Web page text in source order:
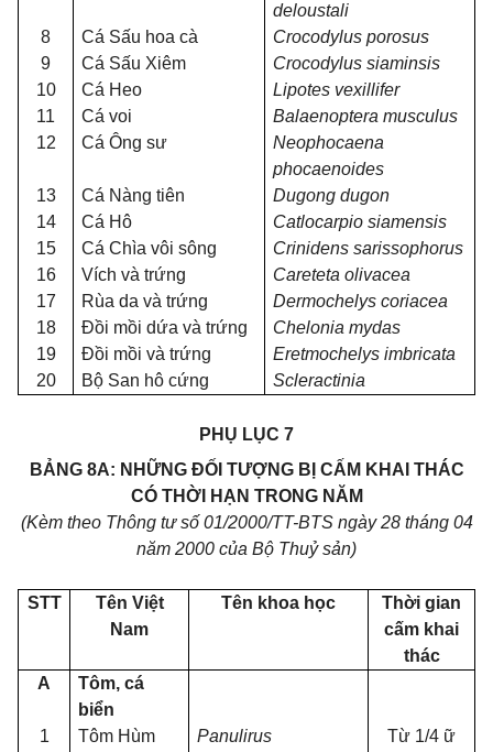
deloustali
8
Cá Sấu hoa cà
Crocodylus porosus
9
Cá Sấu Xiêm
Crocodylus siaminsis
10
Cá Heo
Lipotes vexillifer
11
Cá voi
Balaenoptera musculus
12
Cá Ông sư
Neophocaena
phocaenoides
13
Cá Nàng tiên
Dugong dugon
14
Cá Hô
Catlocarpio siamensis
15
Cá Chìa vôi sông
Crinidens sarissophorus
16
Vích và trứng
Careteta olivacea
17
Rùa da và trứng
Dermochelys coriacea
18
Đồi mồi dứa và trứng
Chelonia mydas
19
Đồi mồi và trứng
Eretmochelys imbricata
20
Bộ San hô cứng Scleractinia
PHỤ LỤC 7
BẢNG 8A: NHỮNG ĐỐI TƯỢNG BỊ CẤM KHAI THÁC
CÓ THỜI HẠN TRONG NĂM
(Kèm theo Thông tư số 01/2000/TT-BTS ngày 28 tháng 04
năm 2000 của Bộ Thuỷ sản)
STT
Tên Việt
Nam
Tên khoa học
Thời gian
cấm khai
thác
A
Tôm, cá
biển
1
Tôm Hùm
Panulirus
Từ 1/4 ữ